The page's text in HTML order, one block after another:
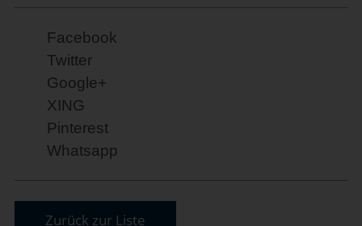
Facebook
Twitter
Google+
XING
Pinterest
Whatsapp
Zurück zur Liste